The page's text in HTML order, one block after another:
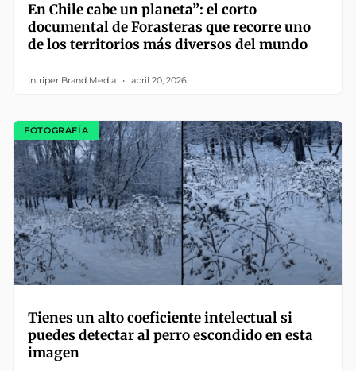
En Chile cabe un planeta”: el corto
documental de Forasteras que recorre uno
de los territorios más diversos del mundo
Intriper Brand Media abril 20, 2026
FOTOGRAFÍA
Tienes un alto coeficiente intelectual si
puedes detectar al perro escondido en esta
imagen